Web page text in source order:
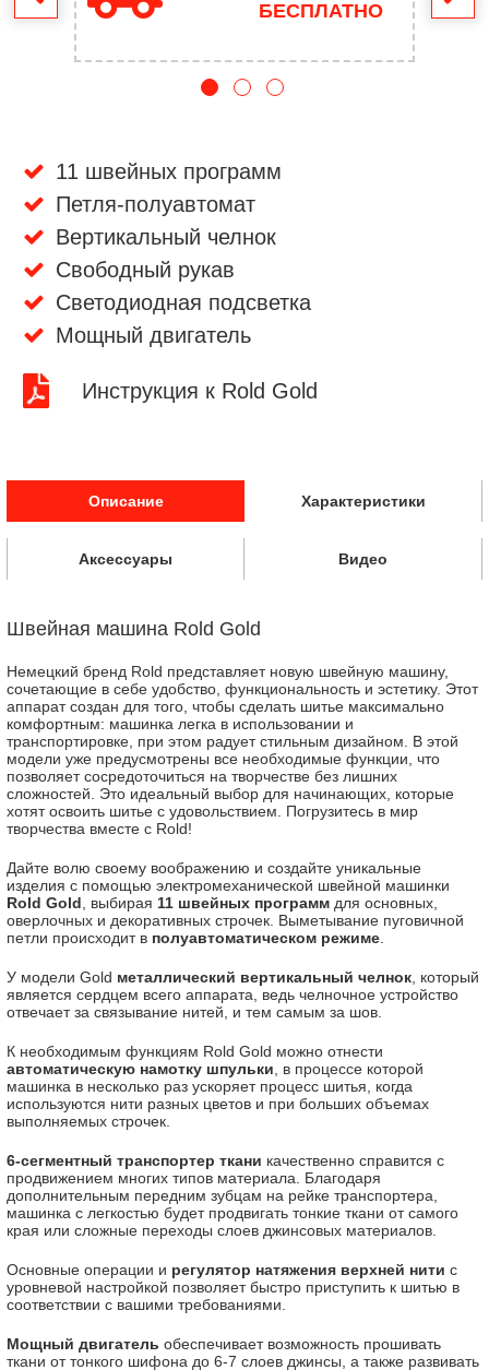
БЕСПЛАТНО
11 швейных программ
Петля-полуавтомат
Вертикальный челнок
Свободный рукав
Светодиодная подсветка
Мощный двигатель
Инструкция к Rold Gold
Описание Характеристики
Аксессуары Видео
Швейная машина Rold Gold
Немецкий бренд Rold представляет новую швейную машину,
сочетающие в себе удобство, функциональность и эстетику. Этот
аппарат создан для того, чтобы сделать шитье максимально
комфортным: машинка легка в использовании и
транспортировке, при этом радует стильным дизайном. В этой
модели уже предусмотрены все необходимые функции, что
позволяет сосредоточиться на творчестве без лишних
сложностей. Это идеальный выбор для начинающих, которые
хотят освоить шитье с удовольствием. Погрузитесь в мир
творчества вместе с Rold!
Дайте волю своему воображению и создайте уникальные
изделия с помощью электромеханической швейной машинки
Rold Gold , выбирая 11 швейных программ для основных,
оверлочных и декоративных строчек. Выметывание пуговичной
петли происходит в полуавтоматическом режиме
У модели Gold металлический вертикальный челнок , который
является сердцем всего аппарата, ведь челночное устройство
отвечает за связывание нитей, и тем самым за шов.
К необходимым функциям Rold Gold можно отнести
автоматическую намотку шпульки , в процессе которой
машинка в несколько раз ускоряет процесс шитья, когда
используются нити разных цветов и при больших объемах
выполняемых строчек.
6-сегментный транспортер ткани качественно справится с
продвижением многих типов материала. Благодаря
дополнительным передним зубцам на рейке транспортера,
машинка с легкостью будет продвигать тонкие ткани от самого
края или сложные переходы слоев джинсовых материалов.
Основные операции и регулятор натяжения верхней нити с
уровневой настройкой позволяет быстро приступить к шитью в
соответствии с вашими требованиями.
Мощный двигатель обеспечивает возможность прошивать
ткани от тонкого шифона до 6-7 слоев джинсы, а также развивать